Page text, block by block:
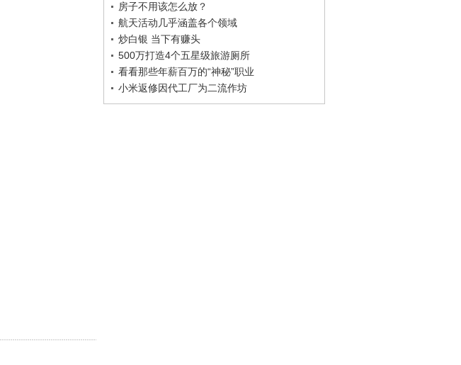
房子不用该怎么放？
航天活动几乎涵盖各个领域
炒白银 当下有赚头
500万打造4个五星级旅游厕所
看看那些年薪百万的“神秘”职业
小米返修因代工厂为二流作坊